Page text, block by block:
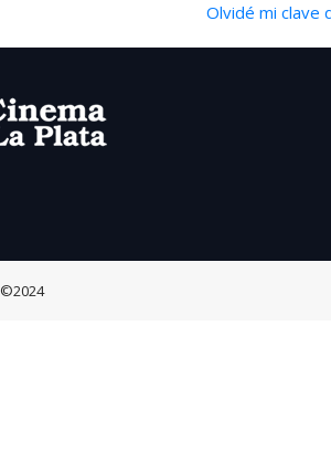
Olvidé mi clave
©2024